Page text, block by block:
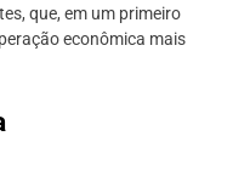
que, em um primeiro
econômica mais